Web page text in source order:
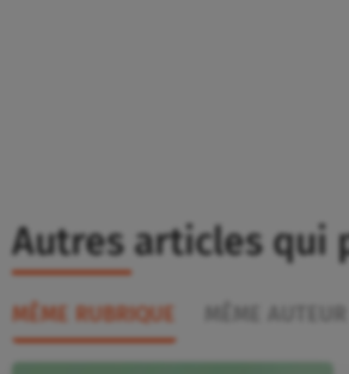
Autres articles qui
MÊME RUBRIQUE